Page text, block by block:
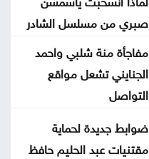
صبري من مسلسل الشادر
مفاجأة منة شلبي واحمد
الجنايني تشعل مواقع
التواصل
ضوابط جديدة لحماية
مقتنيات عبد الحليم حافظ